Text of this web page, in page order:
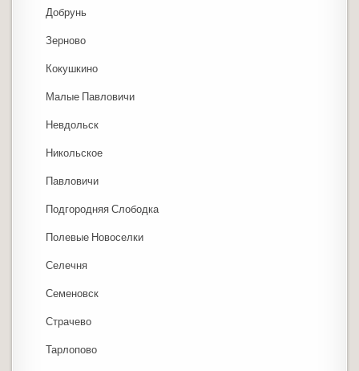
Добрунь
Зерново
Кокушкино
Малые Павловичи
Невдольск
Никольское
Павловичи
Подгородняя Слободка
Полевые Новоселки
Селечня
Семеновск
Страчево
Тарлопово